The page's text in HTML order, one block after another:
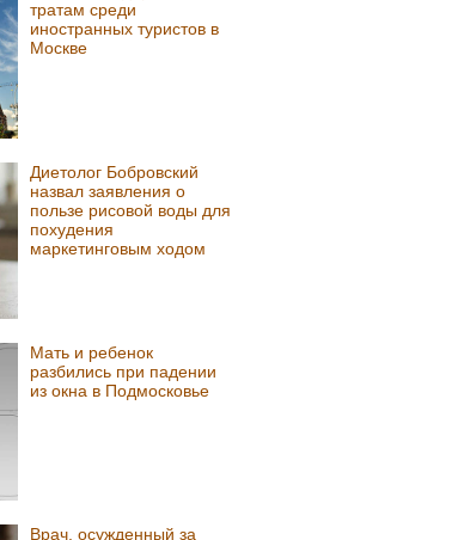
тратам среди
иностранных туристов в
Москве
Диетолог Бобровский
назвал заявления о
пользе рисовой воды для
похудения
маркетинговым ходом
Мать и ребенок
разбились при падении
из окна в Подмосковье
Врач, осужденный за